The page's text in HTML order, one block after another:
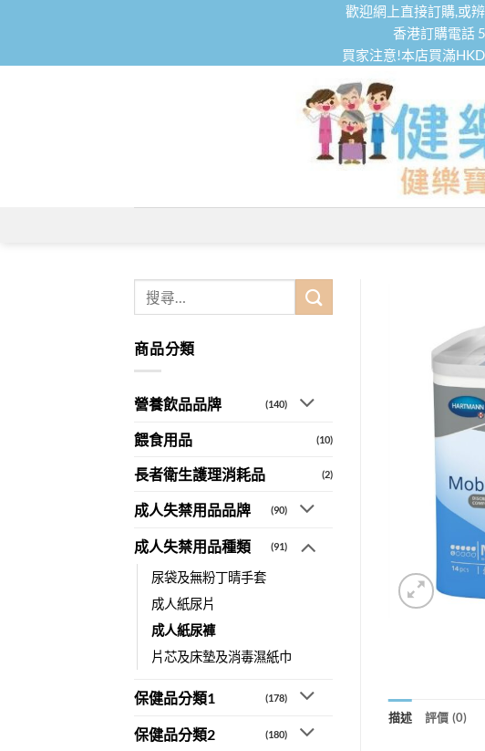
歡迎網上直接訂購,或
香港訂購電話
買家注意!本店買滿
鍵
字:
商品分類
營養飲品品牌 (140)
餵食用品 (10)
長者衛生護理消耗品 (2)
成人失禁用品品牌 (90)
成人失禁用品種類 (91)
尿袋及無粉丁晴手套
成人紙尿片
成人紙尿褲
片芯及床墊及消毒濕紙巾
保健品分類1 (178)
保健品分類2 (180)
描述 評價 (0)